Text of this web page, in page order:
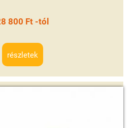
800 Ft -tól
részletek